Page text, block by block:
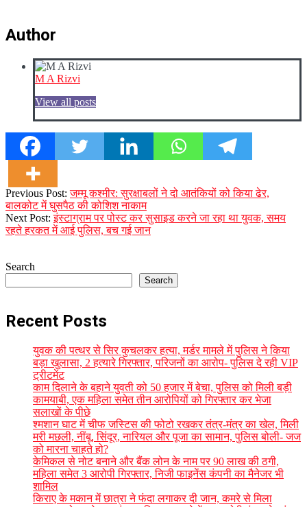
Author
M A Rizvi
View all posts
2023-
08-
21
Previous Post:जम्मू कश्मीर: सुरक्षाबलों ने दो आतंकियों को किया ढेर,
बालकोट में घुसपैठ की कोशिश नाकाम
Next Post:इंस्टाग्राम पर पोस्ट कर सुसाइड करने जा रहा था युवक, समय
रहते हरकत में आई पुलिस, बच गई जान
Search
Search
Recent Posts
युवक की पत्थर से सिर कुचलकर हत्या, मर्डर मामले में पुलिस ने किया
बड़ा खुलासा, 2 हत्यारे गिरफ्तार, परिजनों का आरोप- पुलिस दे रही VIP
ट्रीटमेंट
काम दिलाने के बहाने युवती को 50 हजार में बेचा, पुलिस को मिली बड़ी
कामयाबी, एक महिला समेत तीन आरोपियों को गिरफ्तार कर भेजा
सलाखों के पीछे
श्मशान घाट में चीफ जस्टिस की फोटो रखकर तंत्र-मंत्र का खेल, मिली
मरी मछली, नींबू, सिंदूर, नारियल और पूजा का सामान, पुलिस बोली- जज
को मारना चाहते हो?
केमिकल से नोट बनाने और बैंक लोन के नाम पर 90 लाख की ठगी,
महिला समेत 3 आरोपी गिरफ्तार, निजी फाइनेंस कंपनी का मैनेजर भी
शामिल
किराए के मकान में छात्रा ने फंदा लगाकर दी जान, कमरे से मिला